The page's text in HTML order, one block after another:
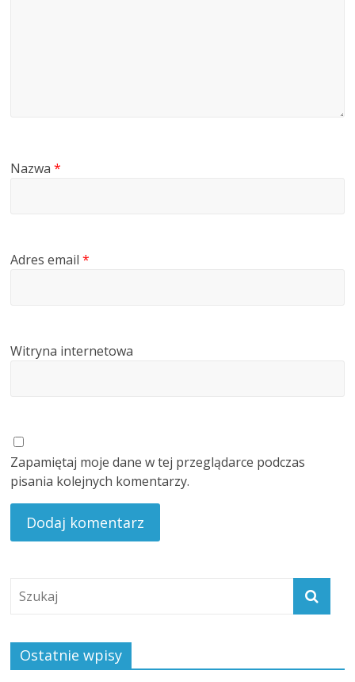
Nazwa*
Adres email*
Witryna internetowa
Zapamiętaj moje dane w tej przeglądarce podczas
pisania kolejnych komentarzy.
Ostatnie wpisy